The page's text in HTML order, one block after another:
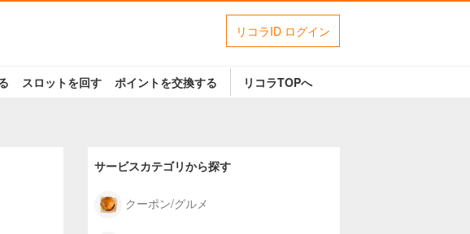
リコラID ログイン
スロットを回す ポイントを交換する リコラTOPへ
サービスカテゴリから探す
クーポン/グルメ